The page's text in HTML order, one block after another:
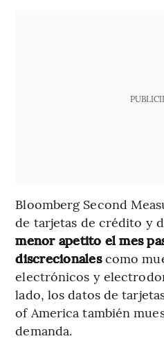
Bloomberg Second
de tarjetas de crédito y
menor apetito el mes
discrecionalescomo
electrónicos y
lado, los datos de
of America también
demanda.